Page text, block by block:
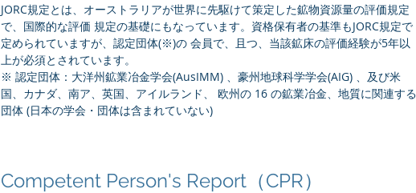
JORC規定とは、オーストラリアが世界に先駆けて策定した鉱物資源量の評価規定
で、国際的な評価 規定の基礎にもなっています。資格保有者の基準もJORC規定で
定められていますが、認定団体(※)の 会員で、且つ、当該鉱床の評価経験が5年以
上が必須とされています。
※ 認定団体：大洋州鉱業冶金学会(AusIMM) 、豪州地球科学学会(AIG) 、及び米
国、カナダ、南ア、英国、アイルランド、 欧州の 16 の鉱業冶金、地質に関連する
団体 (日本の学会・団体は含まれていない)
Competent Person's Report（CPR）